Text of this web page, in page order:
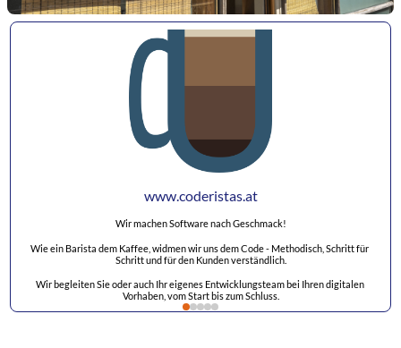
www.coderistas.at
Wir machen Software nach Geschmack!
Wie ein Barista dem Kaffee, widmen wir uns dem Code - Methodisch, Schritt für
Schritt und für den Kunden verständlich.
Wir begleiten Sie oder auch Ihr eigenes Entwicklungsteam bei Ihren digitalen
Vorhaben, vom Start bis zum Schluss.